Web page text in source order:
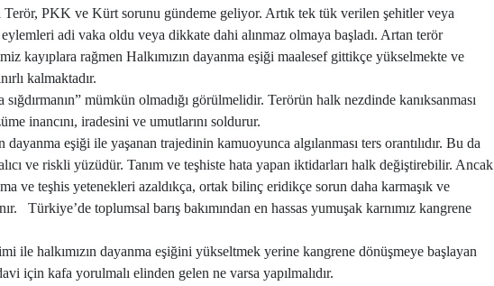
Terör, PKK ve Kürt sorunu gündeme geliyor. Artık tek tük verilen şehitler veya
eylemleri adi vaka oldu veya dikkate dahi alınmaz olmaya başladı. Artan terör
kayıplara rağmen Halkımızın dayanma eşiği maalesef gittikçe yükselmekte ve
kalmaktadır.
sığdırmanın” mümkün olmadığı görülmelidir. Terörün halk nezdinde kanıksanması
inancını, iradesini ve umutlarını soldurur.
eşiği ile yaşanan trajedinin kamuoyunca algılanması ters orantılıdır. Bu da
ve riskli yüzüdür. Tanım ve teşhiste hata yapan iktidarları halk değiştirebilir. Ancak
ve teşhis yetenekleri azaldıkça, ortak bilinç eridikçe sorun daha karmaşık ve
Türkiye’de toplumsal barış bakımından en hassas yumuşak karnımız kangrene
ile halkımızın dayanma eşiğini yükseltmek yerine kangrene dönüşmeye başlayan
için kafa yorulmalı elinden gelen ne varsa yapılmalıdır.